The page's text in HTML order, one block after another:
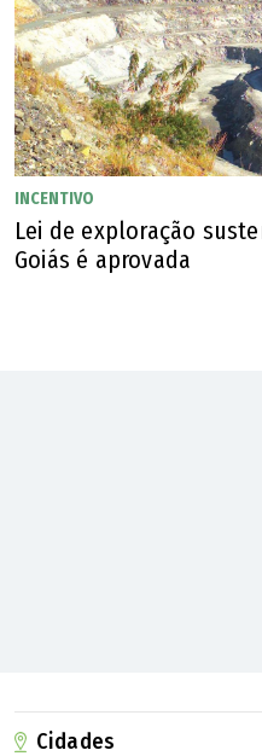
INCENTIVO
Lei de exploração
Goiás é aprovada
Cidades